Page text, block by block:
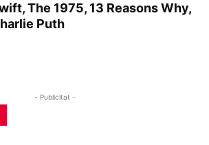
The 1975, 13 Reasons Why,
Puth
- Publicitat -